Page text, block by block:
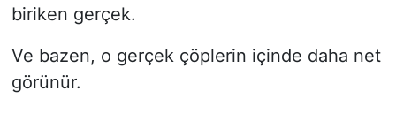
biriken gerçek.
Ve bazen, o gerçek çöplerin içinde daha net
görünür.